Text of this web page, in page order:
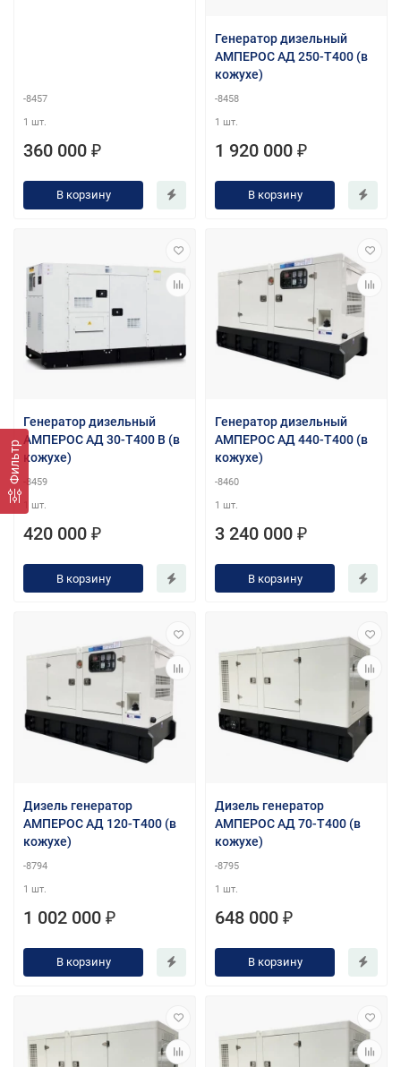
Фильтр
-8457
1 шт.
360 000 ₽
В корзину
Генератор дизельный
АМПЕРОС АД 250-Т400 (в
кожухе)
-8458
1 шт.
1 920 000 ₽
В корзину
Генератор дизельный
АМПЕРОС АД 30-Т400 B (в
кожухе)
-8459
1 шт.
420 000 ₽
В корзину
Генератор дизельный
АМПЕРОС АД 440-Т400 (в
кожухе)
-8460
1 шт.
3 240 000 ₽
В корзину
Дизель генератор
АМПЕРОС АД 120-Т400 (в
кожухе)
-8794
1 шт.
1 002 000 ₽
В корзину
Дизель генератор
АМПЕРОС АД 70-Т400 (в
кожухе)
-8795
1 шт.
648 000 ₽
В корзину